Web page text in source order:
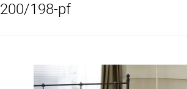
200/198-pf